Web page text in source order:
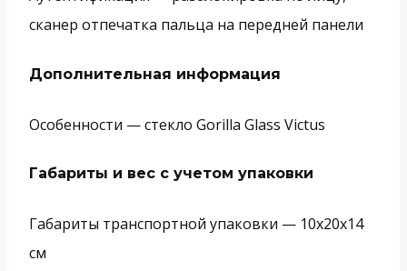
сканер отпечатка пальца на передней панели
Дополнительная информация
Особенности —стекло Gorilla Glass Victus
Габариты и вес с учетом упаковки
Габариты транспортной упаковки — 10х20х14
см